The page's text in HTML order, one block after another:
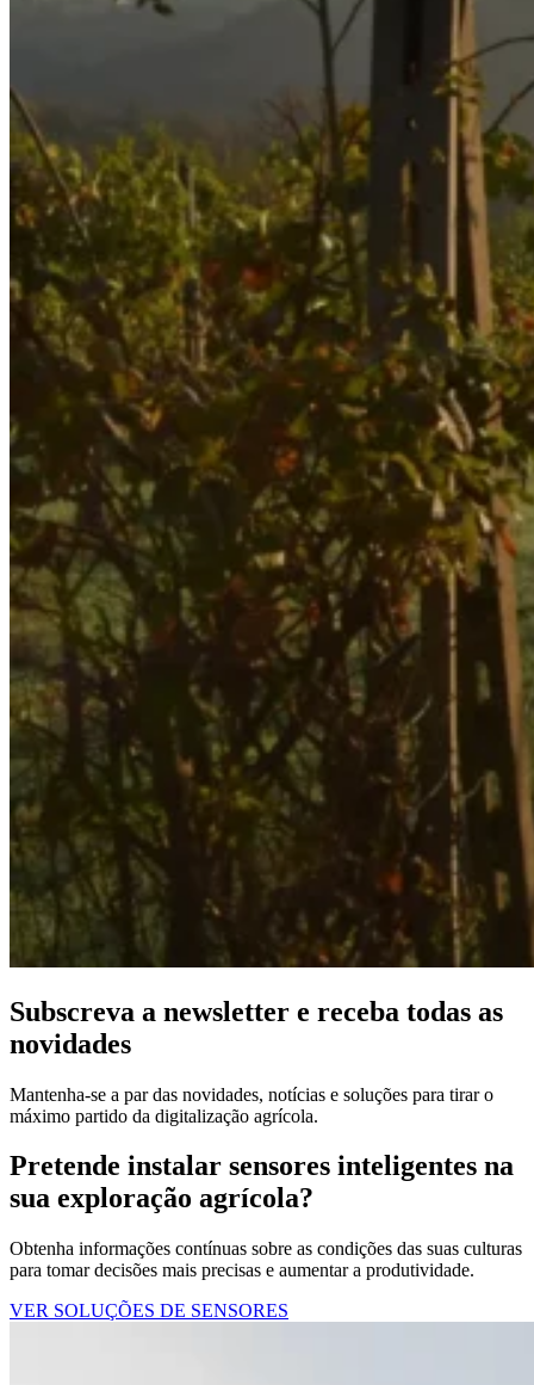
Subscreva a newsletter e receba todas as
novidades
Mantenha-se a par das novidades, notícias e soluções para tirar o
máximo partido da digitalização agrícola.
Pretende instalar sensores inteligentes na
sua exploração agrícola?
Obtenha informações contínuas sobre as condições das suas culturas
para tomar decisões mais precisas e aumentar a produtividade.
VER SOLUÇÕES DE SENSORES